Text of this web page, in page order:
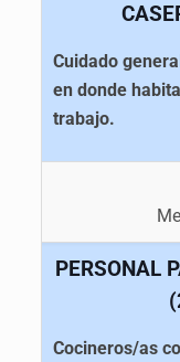
Cuidado
en donde
trabajo.
PERSONAL
Cocineros/as